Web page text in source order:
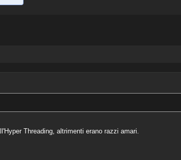
Threading, altrimenti erano razzi amari.